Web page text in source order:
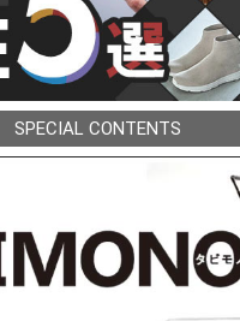
SPECIAL CONTENTS